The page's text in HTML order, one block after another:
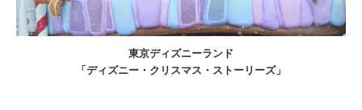
東京ディズニーランド
「ディズニー・クリスマス・ストーリーズ」